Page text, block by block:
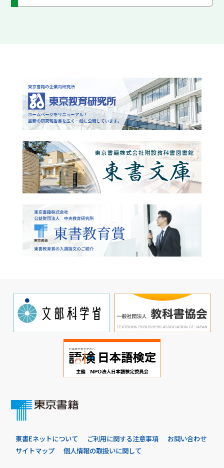
東書Eネットについて ご利用に関する注意事項
お問い合わせ
サイトマップ
個人情報の取扱いに関して